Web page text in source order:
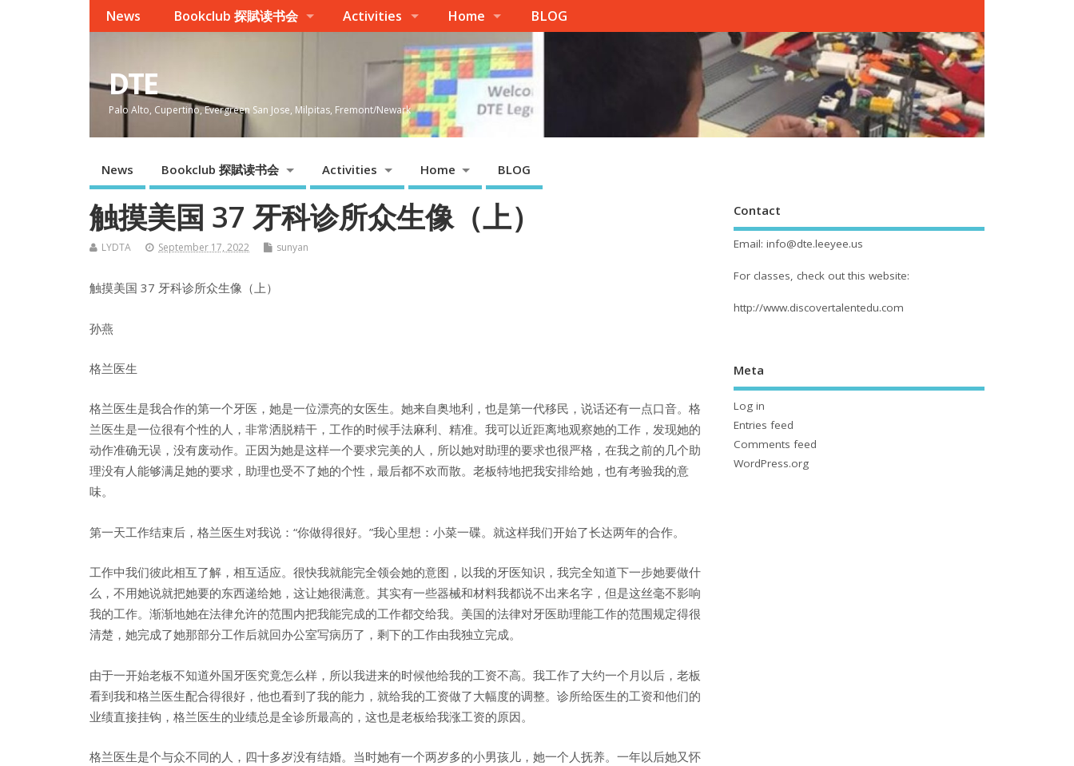
News Bookclub 探賦读书会 Activities Home BLOG
DTE
Palo Alto, Cupertino, Evergreen San Jose, Milpitas, Fremont/Newark
News Bookclub 探賦读书会 Activities Home BLOG
触摸美国 37 牙科诊所众生像（上）
LYDTA September 17, 2022 sunyan
触摸美国 37 牙科诊所众生像（上）
孙燕
格兰医生
格兰医生是我合作的第一个牙医，她是一位漂亮的女医生。她来自奥地利，也是第一代移民，说话还有一点口音。格
兰医生是一位很有个性的人，非常洒脱精干，工作的时候手法麻利、精准。我可以近距离地观察她的工作，发现她的
动作准确无误，没有废动作。正因为她是这样一个要求完美的人，所以她对助理的要求也很严格，在我之前的几个助
理没有人能够满足她的要求，助理也受不了她的个性，最后都不欢而散。老板特地把我安排给她，也有考验我的意
味。
第一天工作结束后，格兰医生对我说：“你做得很好。”我心里想：小菜一碟。就这样我们开始了长达两年的合作。
工作中我们彼此相互了解，相互适应。很快我就能完全领会她的意图，以我的牙医知识，我完全知道下一步她要做什
么，不用她说就把她要的东西递给她，这让她很满意。其实有一些器械和材料我都说不出来名字，但是这丝毫不影响
我的工作。渐渐地她在法律允许的范围内把我能完成的工作都交给我。美国的法律对牙医助理能工作的范围规定得很
清楚，她完成了她那部分工作后就回办公室写病历了，剩下的工作由我独立完成。
由于一开始老板不知道外国牙医究竟怎么样，所以我进来的时候他给我的工资不高。我工作了大约一个月以后，老板
看到我和格兰医生配合得很好，他也看到了我的能力，就给我的工资做了大幅度的调整。诊所给医生的工资和他们的
业绩直接挂钩，格兰医生的业绩总是全诊所最高的，这也是老板给我涨工资的原因。
格兰医生是个与众不同的人，四十多岁没有结婚。当时她有一个两岁多的小男孩儿，她一个人抚养。一年以后她又怀
Contact
Email: info@dte.leeyee.us
For classes, check out this website:
http://www.discovertalentedu.com
Meta
Log in
Entries feed
Comments feed
WordPress.org